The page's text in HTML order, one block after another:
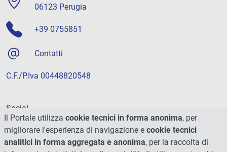
06123 Perugia
+39 0755851
Contatti
C.F./P.Iva 00448820548
Social
Il Portale utilizza cookie tecnici in forma anonima, per
migliorare l'esperienza di navigazione e cookie tecnici
analitici in forma aggregata e anonima, per la raccolta di